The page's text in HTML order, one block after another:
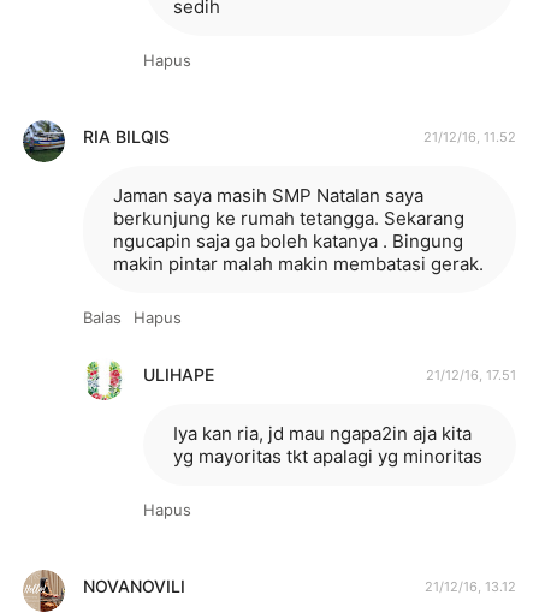
sedih
Hapus
RIA BILQIS 21/12/16, 11.52
Jaman saya masih SMP Natalan saya
berkunjung ke rumah tetangga. Sekarang
ngucapin saja ga boleh katanya . Bingung
makin pintar malah makin membatasi gerak.
Balas Hapus
ULIHAPE 21/12/16, 17.51
Iya kan ria, jd mau ngapa2in aja kita
yg mayoritas tkt apalagi yg minoritas
Hapus
NOVANOVILI 21/12/16, 13.12